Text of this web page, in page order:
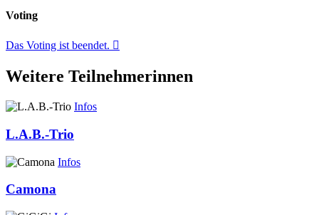
Voting
Das Voting ist beendet.
Weitere Teilnehmerinnen
Infos
L.A.B.-Trio
Infos
Camona